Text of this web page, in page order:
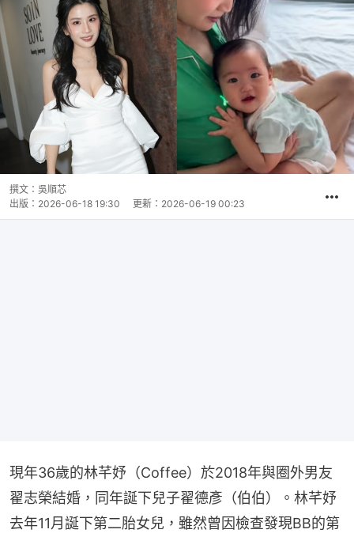
撰文： 吳順芯
出版： 2026-06-18 19:30 更新： 2026-06-19 00:23
現年36歲的林芊妤（Coffee）於2018年與圈外男友
翟志榮結婚，同年誕下兒子翟德彥（伯伯）。林芊妤
去年11月誕下第二胎女兒，雖然曾因檢查發現BB的第